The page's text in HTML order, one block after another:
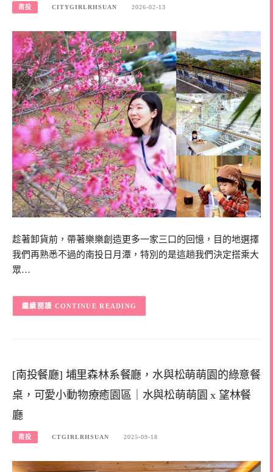
南投 CITYGIRLRHSUAN 2026-02-13
趁著卸貨前，帶著樂樂創造更多一家三口的回憶，目的地選擇
我們再熟悉不過的南投日月潭，特別的是這趟我們決定搭乘大
眾…
CONTINUE READING
[南投餐廳] 埔里森林系餐廳，水與松萌萌園的綠意餐
桌，可愛小動物療癒園區｜水與松萌萌園 x 望林餐
廳
南投 CTGIRLRHSUAN 2025-09-18